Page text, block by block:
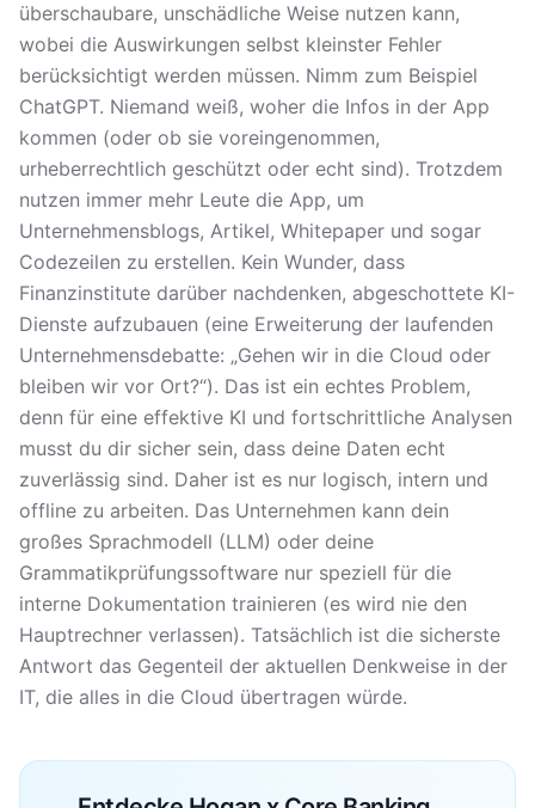
überschaubare, unschädliche Weise nutzen kann,
wobei die Auswirkungen selbst kleinster Fehler
berücksichtigt werden müssen. Nimm zum Beispiel
ChatGPT. Niemand weiß, woher die Infos in der App
kommen (oder ob sie voreingenommen,
urheberrechtlich geschützt oder echt sind). Trotzdem
nutzen immer mehr Leute die App, um
Unternehmensblogs, Artikel, Whitepaper und sogar
Codezeilen zu erstellen. Kein Wunder, dass
Finanzinstitute darüber nachdenken, abgeschottete KI-
Dienste aufzubauen (eine Erweiterung der laufenden
Unternehmensdebatte: „Gehen wir in die Cloud oder
bleiben wir vor Ort?“). Das ist ein echtes Problem,
denn für eine effektive KI und fortschrittliche Analysen
musst du dir sicher sein, dass deine Daten echt
zuverlässig sind. Daher ist es nur logisch, intern und
offline zu arbeiten. Das Unternehmen kann dein
großes Sprachmodell (LLM) oder deine
Grammatikprüfungssoftware nur speziell für die
interne Dokumentation trainieren (es wird nie den
Hauptrechner verlassen). Tatsächlich ist die sicherste
Antwort das Gegenteil der aktuellen Denkweise in der
IT, die alles in die Cloud übertragen würde.